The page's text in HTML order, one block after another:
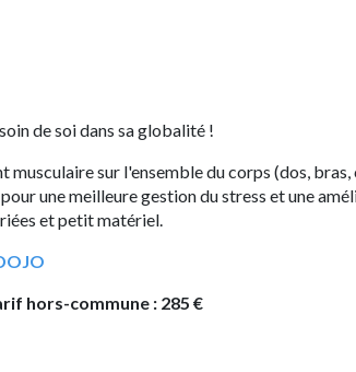
de soi dans sa globalité !
sur l'ensemble du corps (dos, bras,
une meilleure gestion du stress et une
et petit matériel.
hors-commune : 285 €